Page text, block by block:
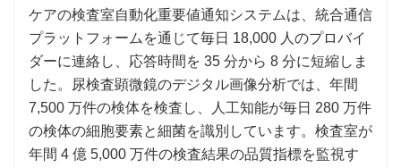
ケアの検査室自動化重要値通知システムは、統合通信
プラットフォームを通じて毎日 18,000 人のプロバイ
ダーに連絡し、応答時間を 35 分から 8 分に短縮しま
した。尿検査顕微鏡のデジタル画像分析では、年間
7,500 万件の検体を検査し、人工知能が毎日 280 万件
の検体の細胞要素と細菌を識別しています。検査室が
年間 4 億 5,000 万件の検査結果の品質指標を監視す